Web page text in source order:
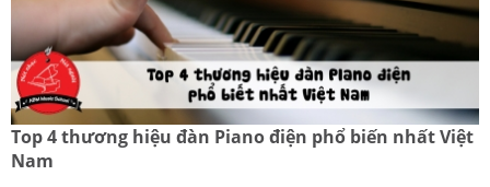
Top 4 thương hiệu đàn Piano điện phổ biến nhất Việt
Nam